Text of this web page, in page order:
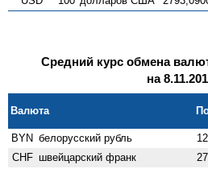
Средний курс обмена
на
Валюта
BYN белорусский рубль
CHF швейцарский франк